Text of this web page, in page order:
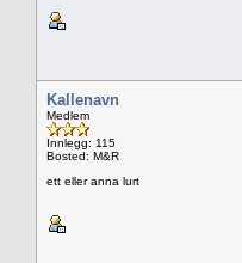
Kallenavn
Medlem
Innlegg: 115
Bosted: M&R
ett eller anna lurt